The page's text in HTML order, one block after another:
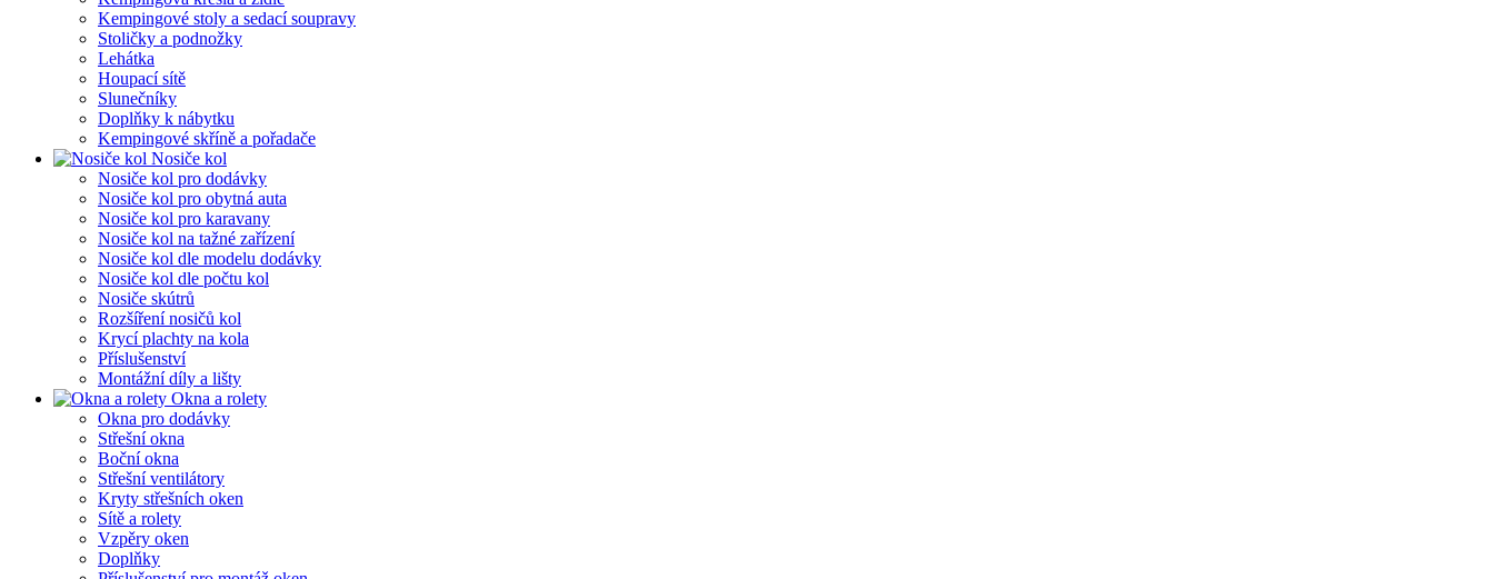
Kempingové stoly a sedací soupravy
Stoličky a podnožky
Lehátka
Houpací sítě
Slunečníky
Doplňky k nábytku
Kempingové skříně a pořadače
Nosiče kol
Nosiče kol pro dodávky
Nosiče kol pro obytná auta
Nosiče kol pro karavany
Nosiče kol na tažné zařízení
Nosiče kol dle modelu dodávky
Nosiče kol dle počtu kol
Nosiče skútrů
Rozšíření nosičů kol
Krycí plachty na kola
Příslušenství
Montážní díly a lišty
Okna a rolety
Okna pro dodávky
Střešní okna
Boční okna
Střešní ventilátory
Kryty střešních oken
Sítě a rolety
Vzpěry oken
Doplňky